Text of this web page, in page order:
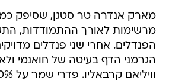
מארק אנדרה טר סטגן, שסיפק
מרשימות לאורך ההתמודדות,
הפנדלים. אחרי שני פנדלים
הגרמני הדף בעיטה של חואנמי